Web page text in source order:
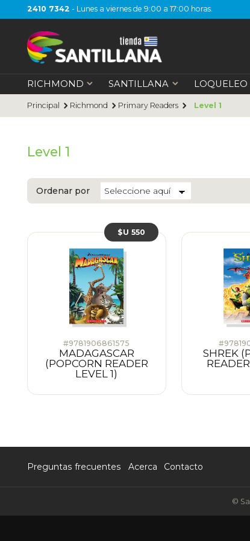
2410 7342 - Lunes a viernes de 9:00 a 17:00 horas.
RICHMOND SANTILLANA LOQUELEO
Principal Richmond Primary Readers Level 1
Level 1
Ordenar por
#9781906861575
MADAGASCAR
(POPCORN READER
LEVEL 1)
$U 550
SHREK
Preguntas frecuentes Acerca Contacto
©